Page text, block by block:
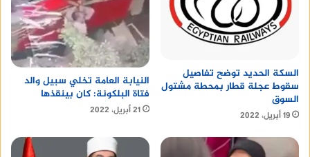
السكة الحديد توضح تفاصيل
سقوط عجلة قطار بمحطة مشتول
السوق
19 أبريل، 2022
النيابة العامة تخلي سبيل والد
فتاة البلكونة: كان بينقذها
21 أبريل، 2022